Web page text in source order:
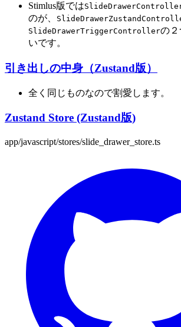
Stimlus版では
のが、
SlideDrawerTriggerControllerの２
いです。
引き出しの中身（Zustand版）
全く同じものなので割愛します。
Zustand Store (Zustand版)
app/javascript/stores/slide_drawer_store.ts